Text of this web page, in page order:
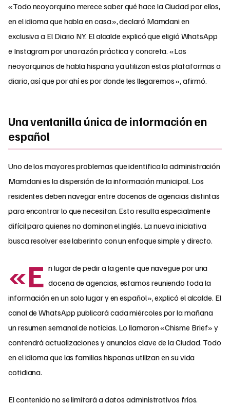
«Todo neoyorquino merece saber qué hace la Ciudad por ellos,
en el idioma que habla en casa», declaró Mamdani en
exclusiva a El Diario NY. El alcalde explicó que eligió WhatsApp
e Instagram por una razón práctica y concreta. «Los
neoyorquinos de habla hispana ya utilizan estas plataformas a
diario, así que por ahí es por donde les llegaremos», afirmó.
Una ventanilla única de información en
español
Uno de los mayores problemas que identifica la administración
Mamdani es la dispersión de la información municipal. Los
residentes deben navegar entre docenas de agencias distintas
para encontrar lo que necesitan. Esto resulta especialmente
difícil para quienes no dominan el inglés. La nueva iniciativa
busca resolver ese laberinto con un enfoque simple y directo.
«E n lugar de pedir a la gente que navegue por una
docena de agencias, estamos reuniendo toda la
información en un solo lugar y en español», explicó el alcalde. El
canal de WhatsApp publicará cada miércoles por la mañana
un resumen semanal de noticias. Lo llamaron «Chisme Brief» y
contendrá actualizaciones y anuncios clave de la Ciudad. Todo
en el idioma que las familias hispanas utilizan en su vida
cotidiana.
El contenido no se limitará a datos administrativos fríos.